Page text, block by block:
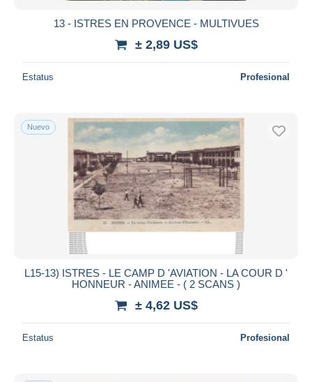
13 - ISTRES EN PROVENCE - MULTIVUES
± 2,89 US$
Estatus Profesional
Nuevo
L15-13) ISTRES - LE CAMP D 'AVIATION - LA COUR D '
HONNEUR - ANIMEE - ( 2 SCANS )
± 4,62 US$
Estatus Profesional